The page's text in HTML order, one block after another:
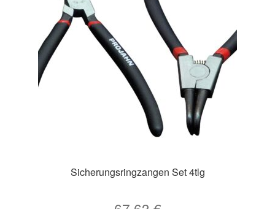
Sicherungsringzangen Set 4tlg